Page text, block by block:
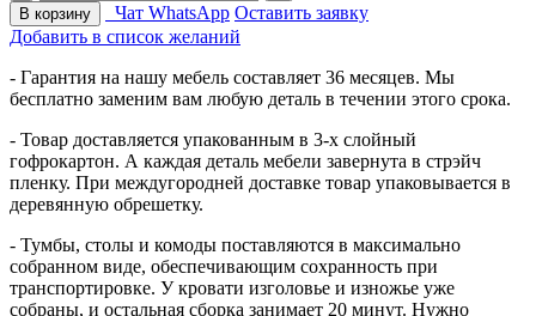
В корзину Чат WhatsApp Оставить заявку
Добавить в список желаний
- Гарантия на нашу мебель составляет 36 месяцев. Мы
бесплатно заменим вам любую деталь в течении этого срока.
- Товар доставляется упакованным в 3-х слойный
гофрокартон. А каждая деталь мебели завернута в стрэйч
пленку. При междугородней доставке товар упаковывается в
деревянную обрешетку.
- Тумбы, столы и комоды поставляются в максимально
собранном виде, обеспечивающим сохранность при
транспортировке. У кровати изголовье и изножье уже
собраны, и остальная сборка занимает 20 минут. Нужно